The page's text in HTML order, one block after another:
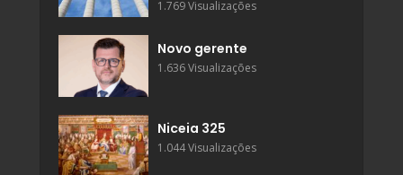
1.769 Visualizações
Novo gerente
1.636 Visualizações
Niceia 325
1.044 Visualizações